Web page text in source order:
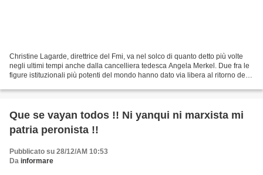
Christine Lagarde, direttrice del Fmi, va nel solco di quanto detto più volte
negli ultimi tempi anche dalla cancelliera tedesca Angela Merkel. Due fra le
figure istituzionali più potenti del mondo hanno dato via libera al ritorno della
Que se vayan todos !! Ni yanqui ni marxista mi
patria peronista !!
Pubblicato su 28/12/AM 10:53
Da informare